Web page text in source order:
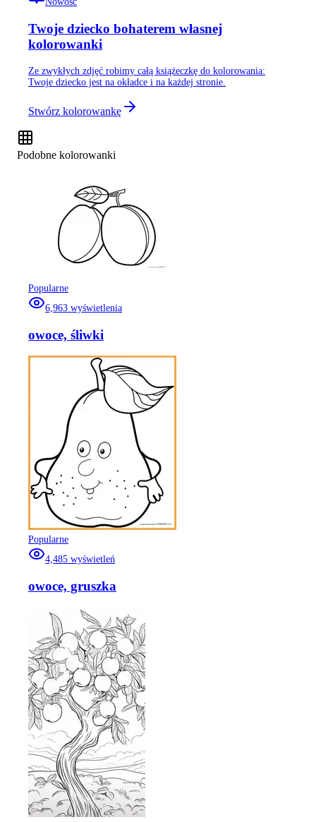
Twoje dziecko bohaterem własnej
kolorowanki
Ze zwykłych zdjęć robimy całą książeczkę do kolorowania:
Twoje dziecko jest na okładce i na każdej stronie.
Stwórz kolorowankę
Podobne kolorowanki
Popularne
6,963 wyświetlenia
owoce, śliwki
Popularne
4,485 wyświetleń
owoce, gruszka